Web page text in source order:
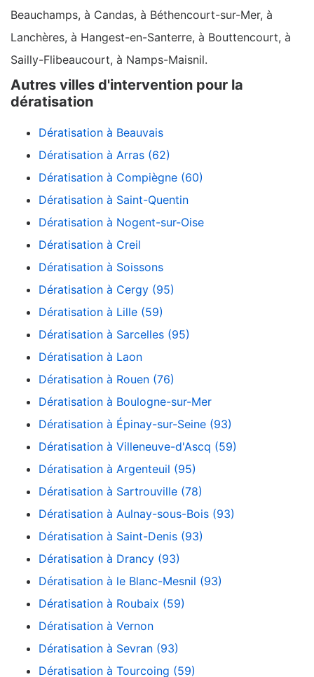
Beauchamps, à Candas, à Béthencourt-sur-Mer, à
Lanchères, à Hangest-en-Santerre, à Bouttencourt, à
Sailly-Flibeaucourt, à Namps-Maisnil.
Autres villes d'intervention pour la
dératisation
Dératisation à Beauvais
Dératisation à Arras (62)
Dératisation à Compiègne (60)
Dératisation à Saint-Quentin
Dératisation à Nogent-sur-Oise
Dératisation à Creil
Dératisation à Soissons
Dératisation à Cergy (95)
Dératisation à Lille (59)
Dératisation à Sarcelles (95)
Dératisation à Laon
Dératisation à Rouen (76)
Dératisation à Boulogne-sur-Mer
Dératisation à Épinay-sur-Seine (93)
Dératisation à Villeneuve-d'Ascq (59)
Dératisation à Argenteuil (95)
Dératisation à Sartrouville (78)
Dératisation à Aulnay-sous-Bois (93)
Dératisation à Saint-Denis (93)
Dératisation à Drancy (93)
Dératisation à le Blanc-Mesnil (93)
Dératisation à Roubaix (59)
Dératisation à Vernon
Dératisation à Sevran (93)
Dératisation à Tourcoing (59)